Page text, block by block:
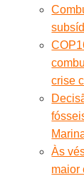
crise
Às
maior